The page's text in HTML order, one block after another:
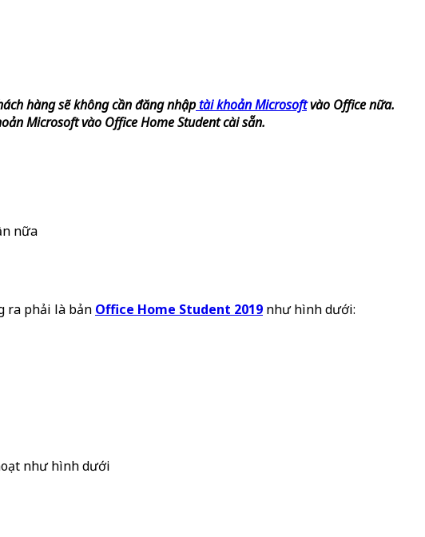
hàng sẽ không cần đăng nhậptài khoản Microsoftvào Office nữa.
Microsoft vào Office Home Student cài sẵn.
nữa
ra phải là bản Office Home Student 2019 như hình dưới:
như hình dưới